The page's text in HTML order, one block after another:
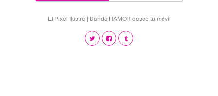
El Pixel Ilustre | Dando HAMOR desde tu móvil